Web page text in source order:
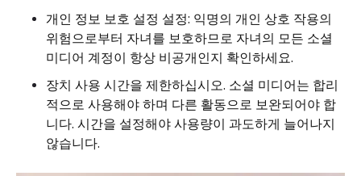
개인 정보 보호 설정 설정: 익명의 개인 상호 작용의
위험으로부터 자녀를 보호하므로 자녀의 모든 소셜
미디어 계정이 항상 비공개인지 확인하세요.
장치 사용 시간을 제한하십시오. 소셜 미디어는 합리
적으로 사용해야 하며 다른 활동으로 보완되어야 합
니다. 시간을 설정해야 사용량이 과도하게 늘어나지
않습니다.